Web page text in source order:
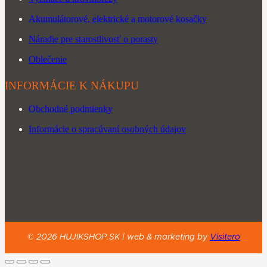
Akumulátorové, elektrické a motorové kosačky
Náradie pre starostlivosť o porasty
Oblečenie
INFORMÁCIE K NÁKUPU
Obchodné podmienky
Informácie o spracúvaní osobných údajov
© 2026HUJIKSHOP.SK | web & marketing by Visitero